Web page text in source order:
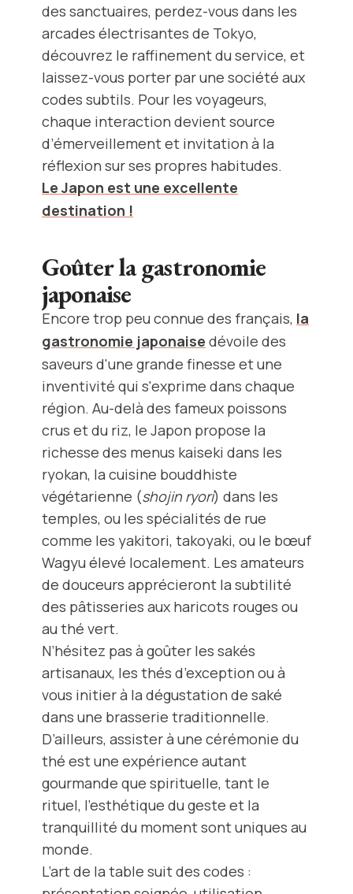
des sanctuaires, perdez-vous dans les
arcades électrisantes de Tokyo,
découvrez le raffinement du service, et
laissez-vous porter par une société aux
codes subtils. Pour les voyageurs,
chaque interaction devient source
d’émerveillement et invitation à la
réflexion sur ses propres habitudes.
Le Japon est une excellente
destination !
Goûter la gastronomie
japonaise
Encore trop peu connue des français, la
gastronomie japonaise dévoile des
saveurs d'une grande finesse et une
inventivité qui s'exprime dans chaque
région. Au-delà des fameux poissons
crus et du riz, le Japon propose la
richesse des menus kaiseki dans les
ryokan, la cuisine bouddhiste
végétarienne (shojin ryori) dans les
temples, ou les spécialités de rue
comme les yakitori, takoyaki, ou le bœuf
Wagyu élevé localement. Les amateurs
de douceurs apprécieront la subtilité
des pâtisseries aux haricots rouges ou
au thé vert.
N’hésitez pas à goûter les sakés
artisanaux, les thés d’exception ou à
vous initier à la dégustation de saké
dans une brasserie traditionnelle.
D’ailleurs, assister à une cérémonie du
thé est une expérience autant
gourmande que spirituelle, tant le
rituel, l’esthétique du geste et la
tranquillité du moment sont uniques au
monde.
L’art de la table suit des codes :